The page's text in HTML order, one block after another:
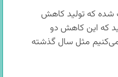
شده که تولید کاهش
بود و این میزان در سال ۱۴۰۳ به ۳۰ میلیون تن رسید که این کاهش دو
مثل سال گذشته